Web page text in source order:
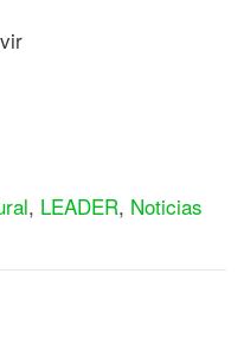
, LEADER, Noticias